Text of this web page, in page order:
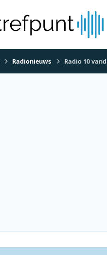
Radionieuws Radio 10